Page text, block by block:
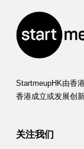
StartmeupHK由香
香港成立或发展创
关注我们